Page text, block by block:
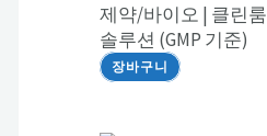
제약/바이오 | 클린룸
솔루션 (GMP 기준)
장바구니